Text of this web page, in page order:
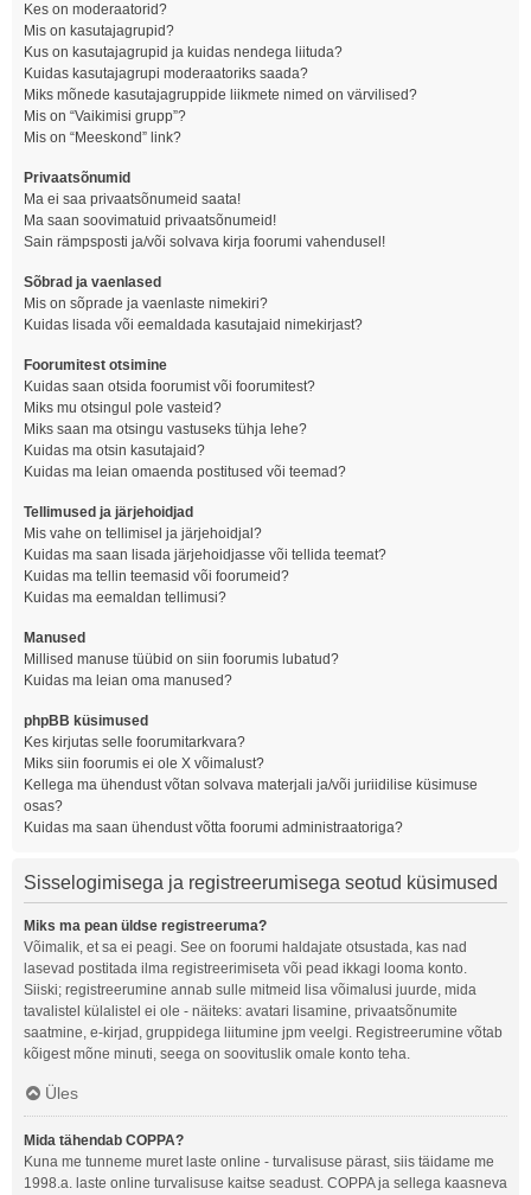
Kes on moderaatorid?
Mis on kasutajagrupid?
Kus on kasutajagrupid ja kuidas nendega liituda?
Kuidas kasutajagrupi moderaatoriks saada?
Miks mõnede kasutajagruppide liikmete nimed on värvilised?
Mis on “Vaikimisi grupp”?
Mis on “Meeskond” link?
Privaatsõnumid
Ma ei saa privaatsõnumeid saata!
Ma saan soovimatuid privaatsõnumeid!
Sain rämpsposti ja/või solvava kirja foorumi vahendusel!
Sõbrad ja vaenlased
Mis on sõprade ja vaenlaste nimekiri?
Kuidas lisada või eemaldada kasutajaid nimekirjast?
Foorumitest otsimine
Kuidas saan otsida foorumist või foorumitest?
Miks mu otsingul pole vasteid?
Miks saan ma otsingu vastuseks tühja lehe?
Kuidas ma otsin kasutajaid?
Kuidas ma leian omaenda postitused või teemad?
Tellimused ja järjehoidjad
Mis vahe on tellimisel ja järjehoidjal?
Kuidas ma saan lisada järjehoidjasse või tellida teemat?
Kuidas ma tellin teemasid või foorumeid?
Kuidas ma eemaldan tellimusi?
Manused
Millised manuse tüübid on siin foorumis lubatud?
Kuidas ma leian oma manused?
phpBB küsimused
Kes kirjutas selle foorumitarkvara?
Miks siin foorumis ei ole X võimalust?
Kellega ma ühendust võtan solvava materjali ja/või juriidilise küsimuse
osas?
Kuidas ma saan ühendust võtta foorumi administraatoriga?
Sisselogimisega ja registreerumisega seotud küsimused
Miks ma pean üldse registreeruma?
Võimalik, et sa ei peagi. See on foorumi haldajate otsustada, kas nad
lasevad postitada ilma registreerimiseta või pead ikkagi looma konto.
Siiski; registreerumine annab sulle mitmeid lisa võimalusi juurde, mida
tavalistel külalistel ei ole - näiteks: avatari lisamine, privaatsõnumite
saatmine, e-kirjad, gruppidega liitumine jpm veelgi. Registreerumine võtab
kõigest mõne minuti, seega on soovituslik omale konto teha.
Üles
Mida tähendab COPPA?
Kuna me tunneme muret laste online - turvalisuse pärast, siis täidame me
1998.a. laste online turvalisuse kaitse seadust. COPPA ja sellega kaasneva